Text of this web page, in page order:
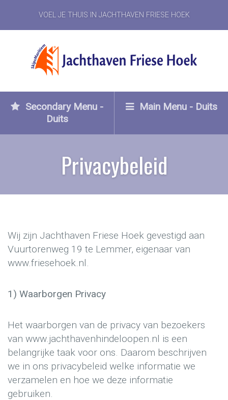
VOEL JE THUIS IN JACHTHAVEN FRIESE HOEK
Secondary Menu -
Duits
Main Menu - Duits
Privacybeleid
Wij zijn Jachthaven Friese Hoek gevestigd aan
Vuurtorenweg 19 te Lemmer, eigenaar van
www.friesehoek.nl.
1) Waarborgen Privacy
Het waarborgen van de privacy van bezoekers
van www.jachthavenhindeloopen.nl is een
belangrijke taak voor ons. Daarom beschrijven
we in ons privacybeleid welke informatie we
verzamelen en hoe we deze informatie
gebruiken.